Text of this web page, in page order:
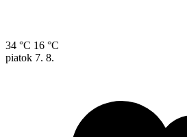
34 °C 16 °C
piatok 7. 8.